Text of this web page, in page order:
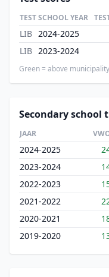
TESTSCHOOL YEAR
LIB 2024-2025
LIB 2023-2024
Green = above
Secondary school
JAAR
2024-2025
2023-2024
2022-2023
2021-2022
2020-2021
2019-2020